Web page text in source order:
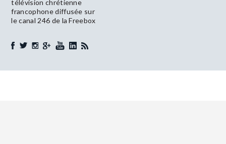
télévision chrétienne
francophone diffusée sur
le canal 246 de la Freebox